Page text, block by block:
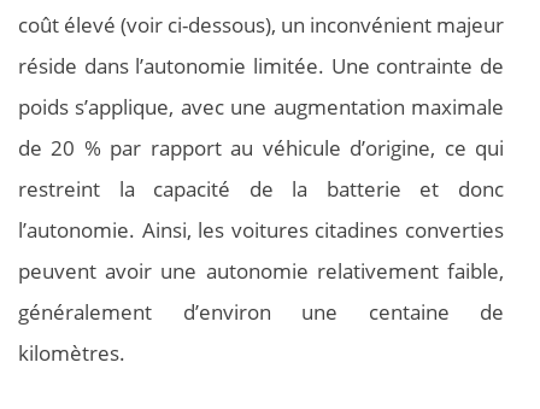
coût élevé (voir ci-dessous), un inconvénient majeur
réside dans l’autonomie limitée. Une contrainte de
poids s’applique, avec une augmentation maximale
de 20 % par rapport au véhicule d’origine, ce qui
restreint la capacité de la batterie et donc
l’autonomie. Ainsi, les voitures citadines converties
peuvent avoir une autonomie relativement faible,
généralement d’environ une centaine de
kilomètres.